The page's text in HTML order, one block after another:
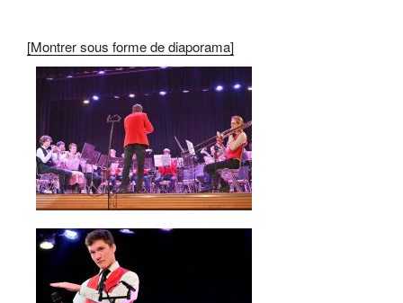
[Montrer sous forme de diaporama]